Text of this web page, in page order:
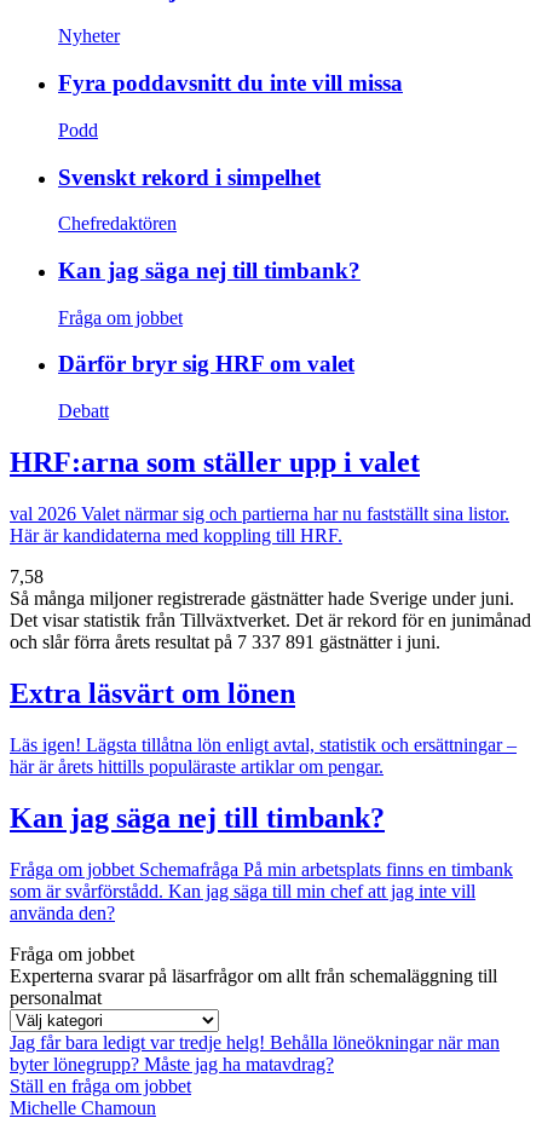
Nyheter
Fyra poddavsnitt du inte vill missa
Podd
Svenskt rekord i simpelhet
Chefredaktören
Kan jag säga nej till timbank?
Fråga om jobbet
Därför bryr sig HRF om valet
Debatt
HRF:arna som ställer upp i valet
val 2026 Valet närmar sig och partierna har nu fastställt sina listor.
Här är kandidaterna med koppling till HRF.
7,58
Så många miljoner registrerade gästnätter hade Sverige under juni.
Det visar statistik från Tillväxtverket. Det är rekord för en junimånad
och slår förra årets resultat på 7 337 891 gästnätter i juni.
Extra läsvärt om lönen
Läs igen! Lägsta tillåtna lön enligt avtal, statistik och ersättningar –
här är årets hittills populäraste artiklar om pengar.
Kan jag säga nej till timbank?
Fråga om jobbet Schemafråga På min arbetsplats finns en timbank
som är svårförstådd. Kan jag säga till min chef att jag inte vill
använda den?
Fråga om jobbet
Experterna svarar på läsarfrågor om allt från schemaläggning till
personalmat
Jag får bara ledigt var tredje helg! Behålla löneökningar när man
byter lönegrupp? Måste jag ha matavdrag?
Ställ en fråga om jobbet
Michelle Chamoun